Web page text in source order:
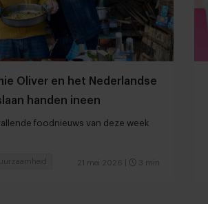
Oliver en het Nederlandse
handen ineen
foodnieuws van deze week
21 mei 2026 3 min